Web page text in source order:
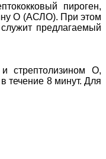
пироген,
О (АСЛО). При этом
предлагаемый
стрептолизином О,
течение 8 минут. Для